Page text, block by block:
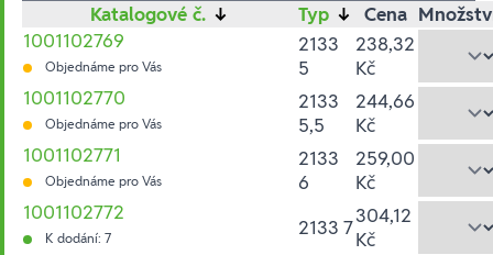
Katalogové č. ↓ Typ ↓ Cena
1001102769
Objednáme pro Vás
2133
5
238,32
Kč
1001102770
Objednáme pro Vás
2133
5,5
244,66
Kč
1001102771
Objednáme pro Vás
2133
6
259,00
Kč
1001102772
K dodání: 7 2133 7304,12
Kč